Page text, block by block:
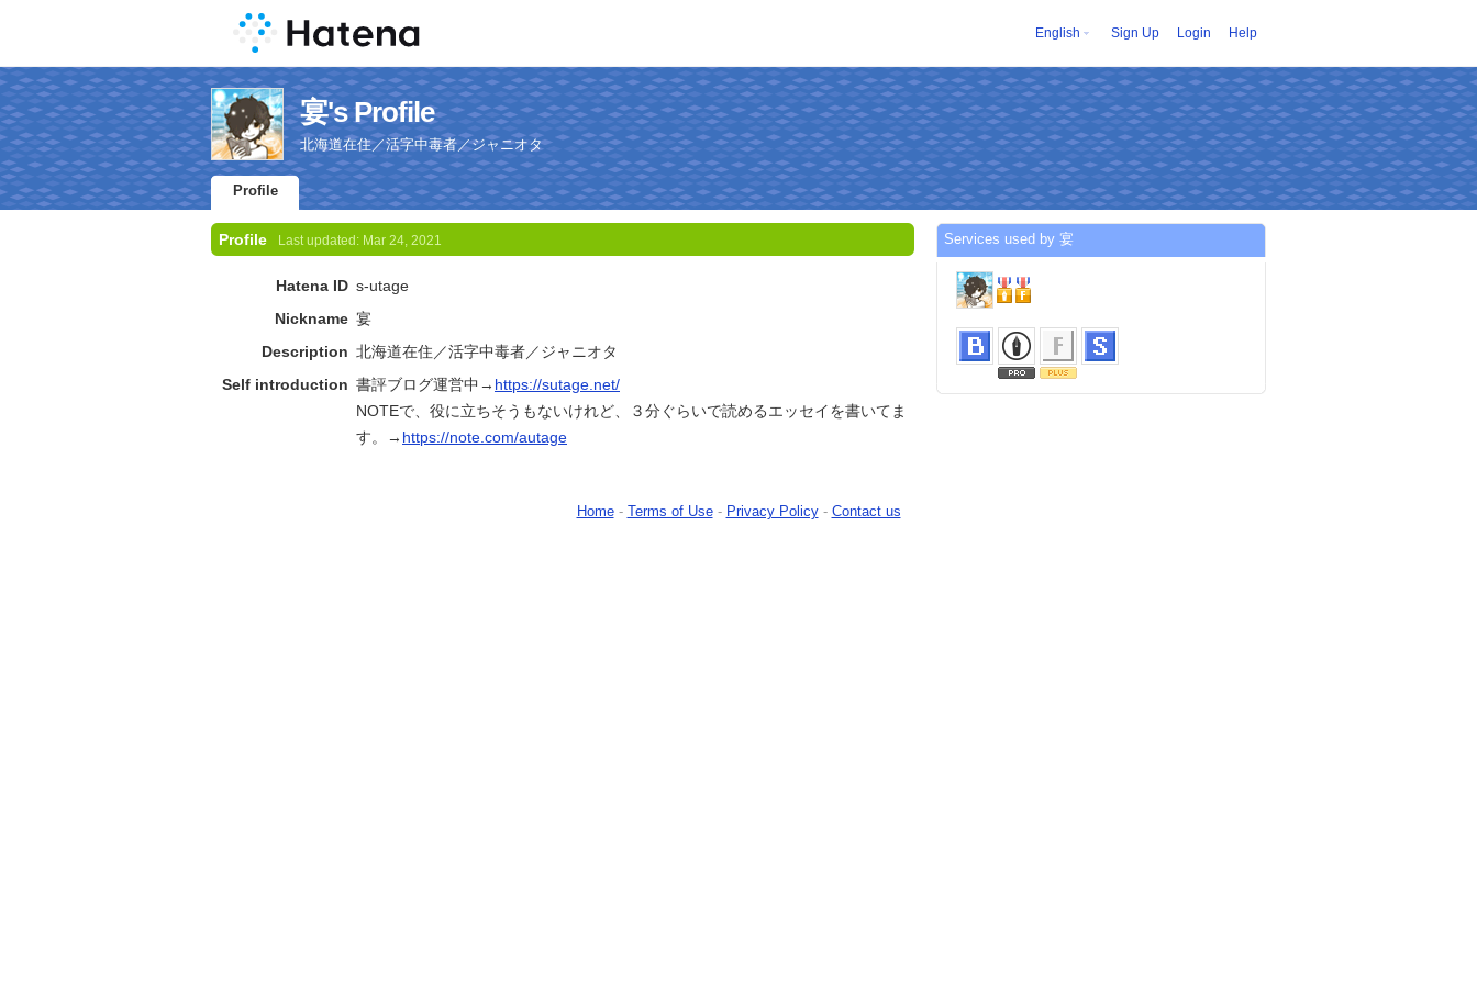
English Sign Up Login Help
宴's Profile
北海道在住／活字中毒者／ジャニオタ
Profile
Profile Last updated: Mar 24, 2021
Hatena ID s-utage
Nickname 宴
Description 北海道在住／活字中毒者／ジャニオタ
Self introduction 書評ブログ運営中→ https://sutage.net/
NOTEで、役に立ちそうもないけれど、３分ぐらいで読めるエッセイを書いてま
す。→ https://note.com/autage
Services used by 宴
Home- Terms of Use- Privacy Policy- Contact us